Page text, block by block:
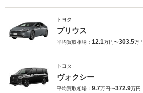
トヨタ
プリウス
平均買取相場： 12.1万円〜303.5万
トヨタ
ヴォクシー
平均買取相場： 9.7万円〜372.9万円